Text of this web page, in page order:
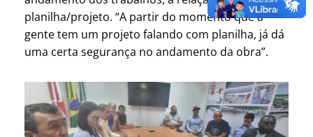
planilha/projeto. “A partir do momento que a
gente tem um projeto falando com planilha, já dá
uma certa segurança no andamento da obra”.